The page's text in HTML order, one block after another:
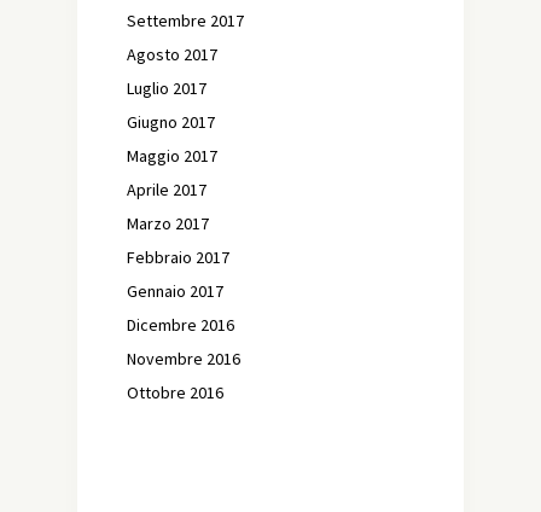
Settembre 2017
Agosto 2017
Luglio 2017
Giugno 2017
Maggio 2017
Aprile 2017
Marzo 2017
Febbraio 2017
Gennaio 2017
Dicembre 2016
Novembre 2016
Ottobre 2016